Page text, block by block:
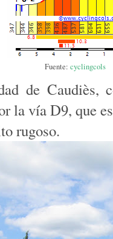
Fuente: cyclingcols
de Caudiès,
la vía D9, que
rugoso.